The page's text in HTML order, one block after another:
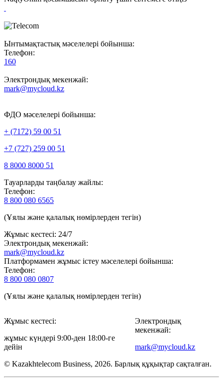
Ынтымақтастық мәселелері бойынша:
Телефон:
160
Электрондық мекенжай:
mark@mycloud.kz
ФДО мәселелері бойынша:
+ (7172) 59 00 51
+7 (727) 259 00 51
8 8000 8000 51
Тауарларды таңбалау жайлы:
Телефон:
8 800 080 6565
(Ұялы және қалалық нөмірлерден тегін)
Жұмыс кестесі: 24/7
Электрондық мекенжай:
mark@mycloud.kz
Платформамен жұмыс істеу мәселелері бойынша:
Телефон:
8 800 080 0807
(Ұялы және қалалық нөмірлерден тегін)
Жұмыс кестесі:
жұмыс күндері 9:00-ден 18:00-ге
дейін
Электрондық
мекенжай:
mark@mycloud.kz
© Kazakhtelecom Business, 2026. Барлық құқықтар сақталған.